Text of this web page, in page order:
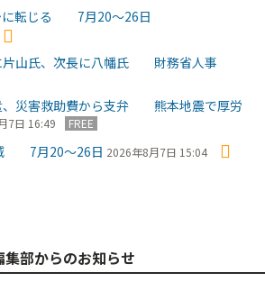
に転じる 7月20～26日
片山氏、次長に八幡氏 財務省人事
、災害救助費から支弁 熊本地震で厚労
7日 16:49 FREE
7月20～26日 2026年8月7日 15:04
集部からのお知らせ